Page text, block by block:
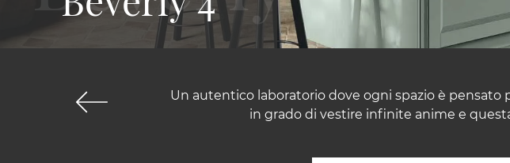
Un autentico laboratorio dove ogni spazio è pensato
in grado di vestire infinite anime e